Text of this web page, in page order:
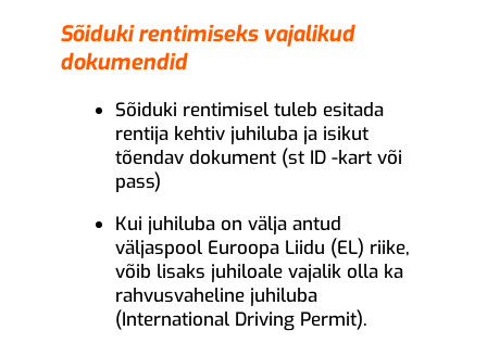
Sõiduki rentimiseks vajalikud
dokumendid
Sõiduki rentimisel tuleb esitada
rentija kehtiv juhiluba ja isikut
tõendav dokument (st ID -kart või
pass)
Kui juhiluba on välja antud
väljaspool Euroopa Liidu (EL) riike,
võib lisaks juhiloale vajalik olla ka
rahvusvaheline juhiluba
(International Driving Permit).